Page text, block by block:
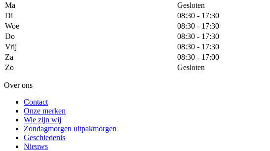
Ma
Gesloten
Di
08:30 - 17:30
Woe
08:30 - 17:30
Do
08:30 - 17:30
Vrij
08:30 - 17:30
Za
08:30 - 17:00
Zo
Gesloten
Over ons
Contact
Onze merken
Wie zijn wij
Zondagmorgen uitpakmorgen
Geschiedenis
Nieuws